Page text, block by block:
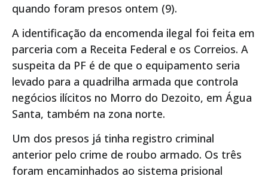
quando foram presos ontem (9).
A identificação da encomenda ilegal foi feita em
parceria com a Receita Federal e os Correios. A
suspeita da PF é de que o equipamento seria
levado para a quadrilha armada que controla
negócios ilícitos no Morro do Dezoito, em Água
Santa, também na zona norte.
Um dos presos já tinha registro criminal
anterior pelo crime de roubo armado. Os três
foram encaminhados ao sistema prisional